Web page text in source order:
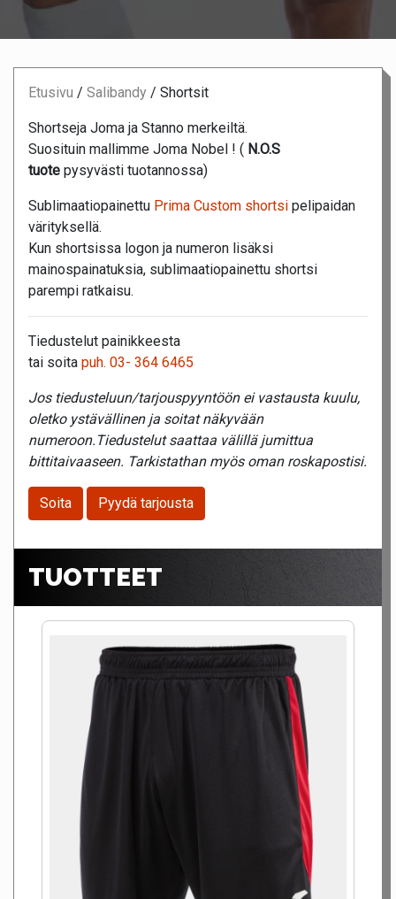
Etusivu / Salibandy / Shortsit
Shortseja Joma ja Stanno merkeiltä.
Suosituin mallimme Joma Nobel ! ( N.O.S
tuote pysyvästi tuotannossa)
Sublimaatiopainettu Prima Custom shortsi pelipaidan
värityksellä.
Kun shortsissa logon ja numeron lisäksi
mainospainatuksia, sublimaatiopainettu shortsi
parempi ratkaisu.
Tiedustelut painikkeesta
tai soita puh. 03- 364 6465
Jos tiedusteluun/tarjouspyyntöön ei vastausta kuulu,
oletko ystävällinen ja soitat näkyvään
numeroon.Tiedustelut saattaa välillä jumittua
bittitaivaaseen. Tarkistathan myös oman roskapostisi.
Soita Pyydä tarjousta
TUOTTEET